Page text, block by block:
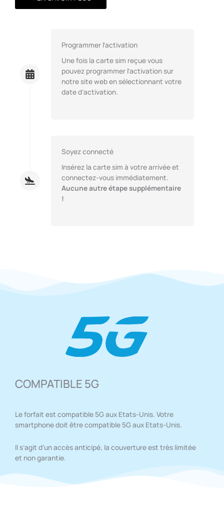
Programmer l’activation
Une fois la carte sim reçue vous
pouvez programmer l’activation sur
notre site web en sélectionnant votre
date d’activation.
Soyez connecté
Insérez la carte sim à votre arrivée et
connectez-vous immédiatement.
Aucune autre étape supplémentaire
!
COMPATIBLE 5G
Le forfait est compatible 5G aux Etats-Unis. Votre
smartphone doit être compatible 5G aux Etats-Unis.
Il s’agit d’un accès anticipé, la couverture est très limitée
et non garantie.